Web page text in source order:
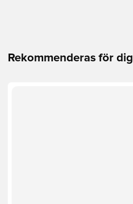
Rekommenderas för dig